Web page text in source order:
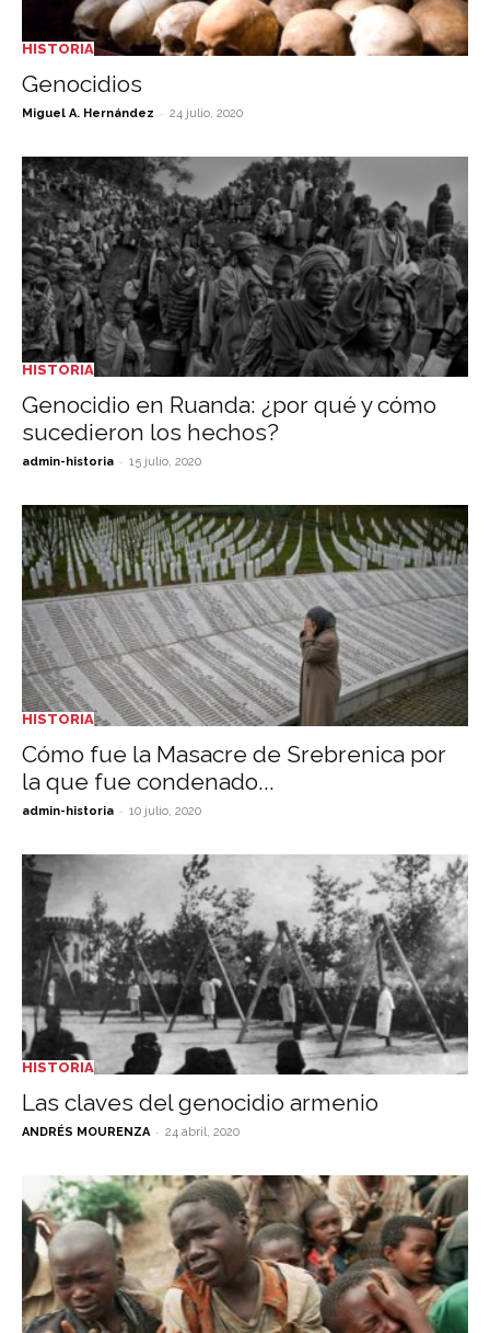
HISTORIA
Genocidios
Miguel A. Hernández - 24 julio, 2020
HISTORIA
Genocidio en Ruanda: ¿por qué y cómo
sucedieron los hechos?
admin-historia - 15 julio, 2020
HISTORIA
Cómo fue la Masacre de Srebrenica por
la que fue condenado...
admin-historia - 10 julio, 2020
HISTORIA
Las claves del genocidio armenio
ANDRÉS MOURENZA - 24 abril, 2020